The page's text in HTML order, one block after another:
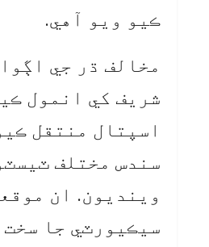
ڪيو ويو آهي.
مخالف ڌر جي
شريف کي انمول
اسپتال منتقل
سندس مختلف
وينديون. ان
سيڪيورٽي جا